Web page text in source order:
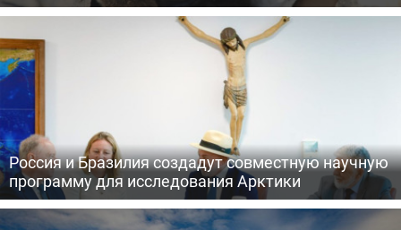
Россия и Бразилия создадут совместную научную
программу для исследования Арктики